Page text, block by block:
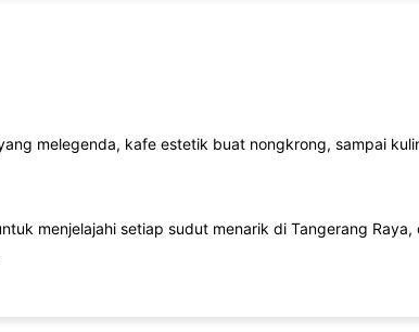
melegenda, kafe estetik buat nongkrong, sampai
menjelajahi setiap sudut menarik di Tangerang